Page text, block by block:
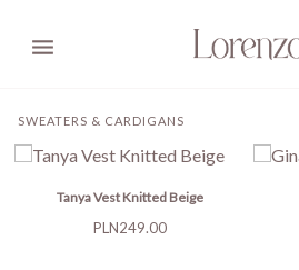

SWEATERS & CARDIGANS
Tanya Vest Knitted Beige
Price
PLN249.00